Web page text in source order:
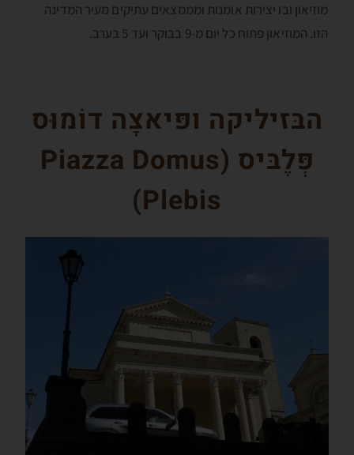
מוזיאון ובו יצירות אומנות ומממצאים עתיקים מעיר המדינה
הזו. המוזיאון פתוח כל יום מ-9 בבוקר ועד 5 בערב.
הבּזיליקה ופּיאצָה דוֹמוּס
פְּלֶבּיס (Piazza Domus
Plebis
)